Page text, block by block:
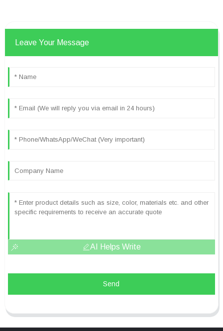
Leave Your Message
AI Helps Write
Send